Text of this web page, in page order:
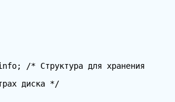
/* Структура для хранения
диска */